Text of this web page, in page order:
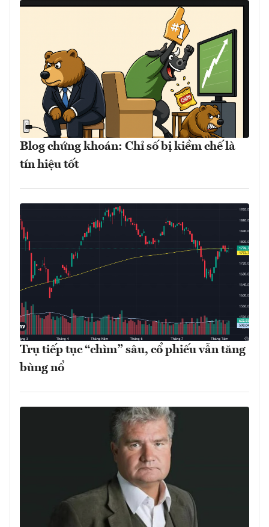
Blog chứng khoán: Chỉ số bị kiềm chế là
tín hiệu tốt
Trụ tiếp tục “chìm” sâu, cổ phiếu vẫn tăng
bùng nổ